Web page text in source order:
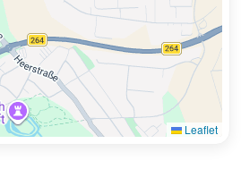
Leaflet